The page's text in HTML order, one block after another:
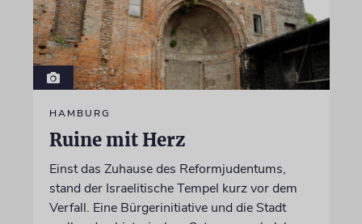
HAMBURG
Ruine mit Herz
Einst das Zuhause des Reformjudentums,
stand der Israelitische Tempel kurz vor dem
Verfall. Eine Bürgerinitiative und die Stadt